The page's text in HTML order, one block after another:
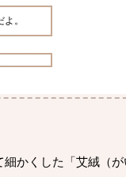
。
かくした「艾絨（